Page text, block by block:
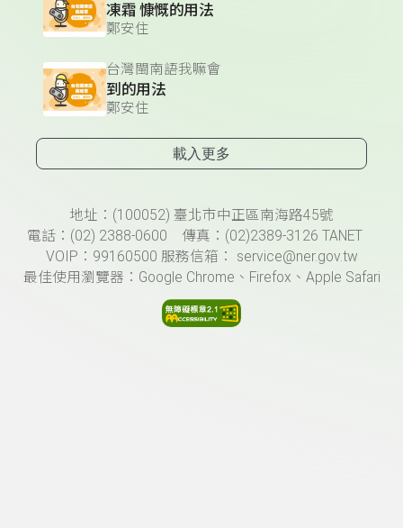
凍霜 慷慨的用法
鄭安住
台灣閩南語我嘛會
到的用法
鄭安住
載入更多
頁尾資訊地址：(100052) 臺北市中正區南海路45號
電話：(02) 2388-0600 傳真：(02)2389-3126 TANET
VOIP：99160500 服務信箱： service@ner.gov.tw
最佳使用瀏覽器：Google Chrome、Firefox、Apple Safari